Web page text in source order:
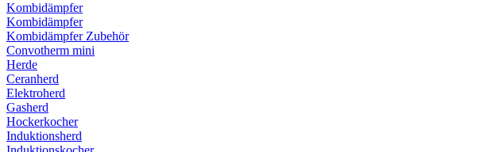
Kombidämpfer
Kombidämpfer
Kombidämpfer Zubehör
Convotherm mini
Herde
Ceranherd
Elektroherd
Gasherd
Hockerkocher
Induktionsherd